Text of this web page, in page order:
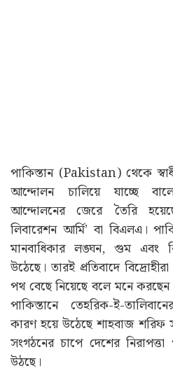
পাকিস্তান (Pakistan) থেকে
আন্দোলন চালিয়ে যাচ্ছে
আন্দোলনের জেরে তৈরি
লিবারেশন আর্মি’ বা বিএলএ।
মানবাধিকার লঙ্ঘন, গুম এবং
উঠেছে। তারই প্রতিবাদে
পথ বেছে নিয়েছে বলে মনে
পাকিস্তানে তেহরিক-ই-
কারণ হয়ে উঠেছে শাহবাজ শরিফ
সংগঠনের চাপে দেশের
উঠছে।